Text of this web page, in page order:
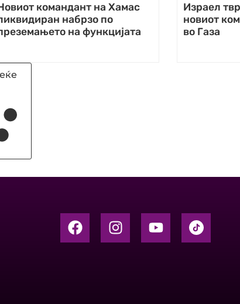
командант на Хамас
набрзо по
на функцијата
Израел
новиот
во Газа